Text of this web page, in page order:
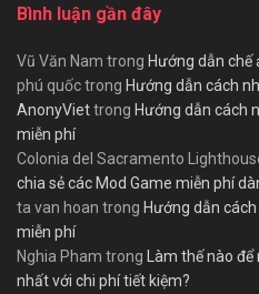
Bình luận gần đây
Vũ Văn Nam trong Hướng dẫn chế
phú quốctrong Hướng dẫn cách
AnonyViettrong Hướng dẫn cách
miễn phí
Colonia del Sacramento
chia sẻ các Mod Game miễn phí
ta van hoan trong Hướng dẫn
miễn phí
Nghia Pham trong
Làm thế nào
nhất với chi phí tiết kiệm?